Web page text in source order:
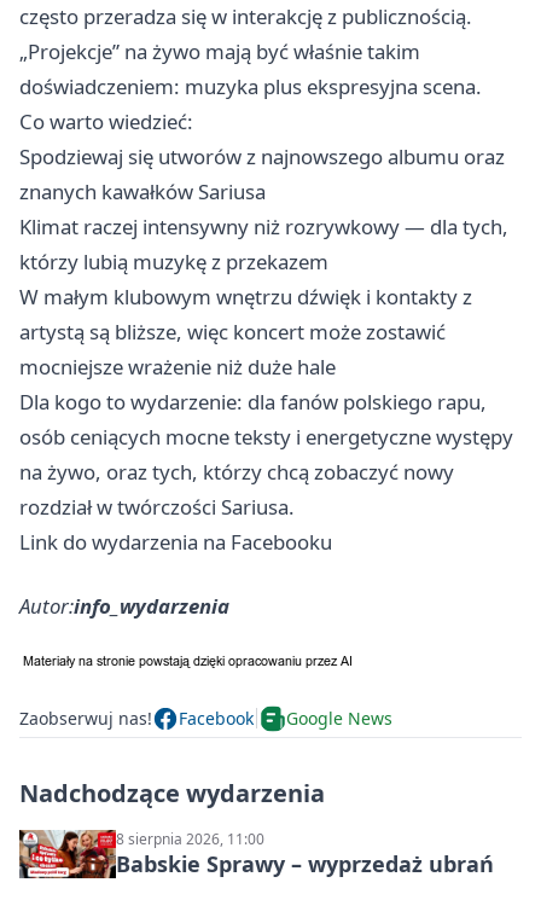
często przeradza się w interakcję z publicznością.
„Projekcje” na żywo mają być właśnie takim
doświadczeniem: muzyka plus ekspresyjna scena.
Co warto wiedzieć:
Spodziewaj się utworów z najnowszego albumu oraz
znanych kawałków Sariusa
Klimat raczej intensywny niż rozrywkowy — dla tych,
którzy lubią muzykę z przekazem
W małym klubowym wnętrzu dźwięk i kontakty z
artystą są bliższe, więc koncert może zostawić
mocniejsze wrażenie niż duże hale
Dla kogo to wydarzenie: dla fanów polskiego rapu,
osób ceniących mocne teksty i energetyczne występy
na żywo, oraz tych, którzy chcą zobaczyć nowy
rozdział w twórczości Sariusa.
Link do wydarzenia na Facebooku
Autor:info_wydarzenia
Zaobserwuj nas! Facebook Google News
Nadchodzące wydarzenia
8 sierpnia 2026, 11:00
Babskie Sprawy – wyprzedaż ubrań